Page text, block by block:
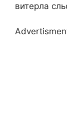
витерла